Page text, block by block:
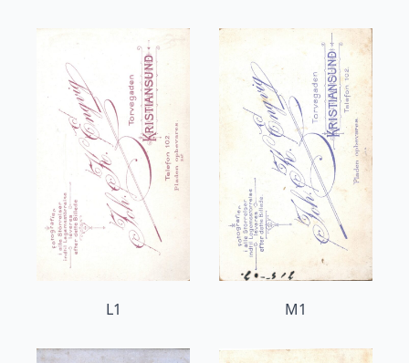
L1 M1